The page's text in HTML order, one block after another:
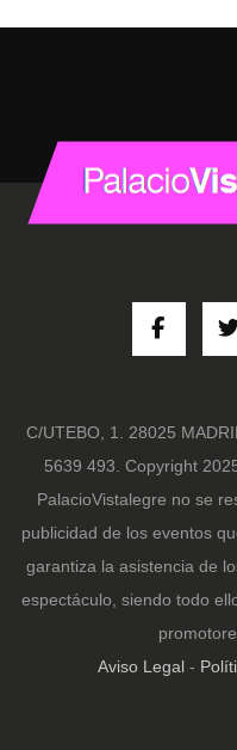
C/UTEBO, 1. 28025
5639 493. Copyright
PalacioVistalegre no se
publicidad de los eventos
garantiza la asistencia de
espectáculo, siendo todo
Aviso Legal-